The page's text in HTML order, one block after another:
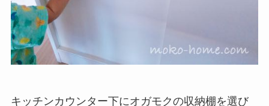
キッチンカウンター下にオガモクの収納棚を選び